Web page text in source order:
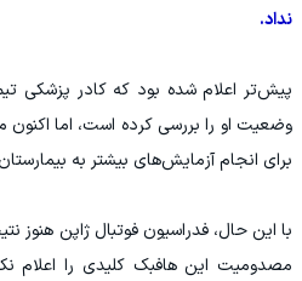
نداد.
پیش‌تر اعلام شده بود که کادر پزشکی
وضعیت او را بررسی کرده است، اما
برای انجام آزمایش‌های بیشتر به
با این حال، فدراسیون فوتبال ژاپن هنوز
مصدومیت این هافبک کلیدی را اعلام